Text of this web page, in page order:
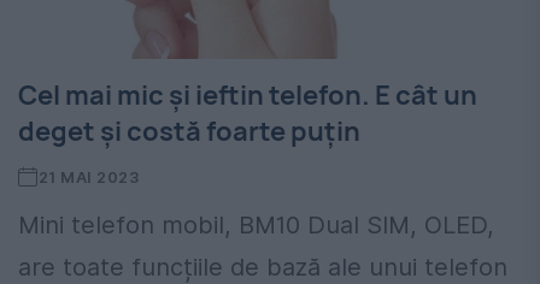
Cel mai mic și ieftin telefon. E cât un
deget și costă foarte puțin
21 MAI 2023
Mini telefon mobil, BM10 Dual SIM, OLED,
are toate funcțiile de bază ale unui telefon